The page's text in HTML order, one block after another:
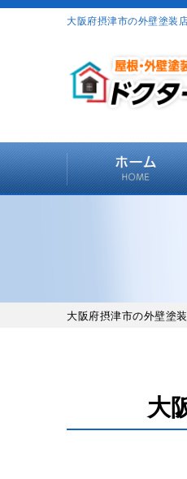
大阪府摂津市の外壁塗装
大阪府摂津市の外壁塗
大